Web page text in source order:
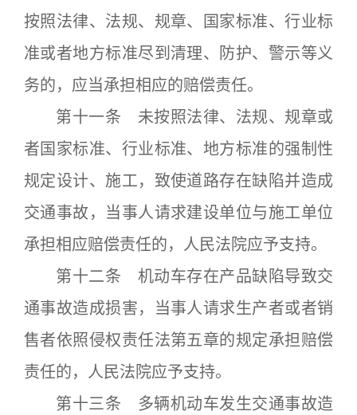
按照法律、法规、规章、国家标准、行业标
准或者地方标准尽到清理、防护、警示等义
务的，应当承担相应的赔偿责任。
第十一条 未按照法律、法规、规章或
者国家标准、行业标准、地方标准的强制性
规定设计、施工，致使道路存在缺陷并造成
交通事故，当事人请求建设单位与施工单位
承担相应赔偿责任的，人民法院应予支持。
第十二条 机动车存在产品缺陷导致交
通事故造成损害，当事人请求生产者或者销
售者依照侵权责任法第五章的规定承担赔偿
责任的，人民法院应予支持。
第十三条 多辆机动车发生交通事故造